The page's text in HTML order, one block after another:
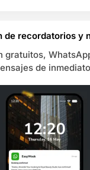
de recordatorios y
gratuitos,
de